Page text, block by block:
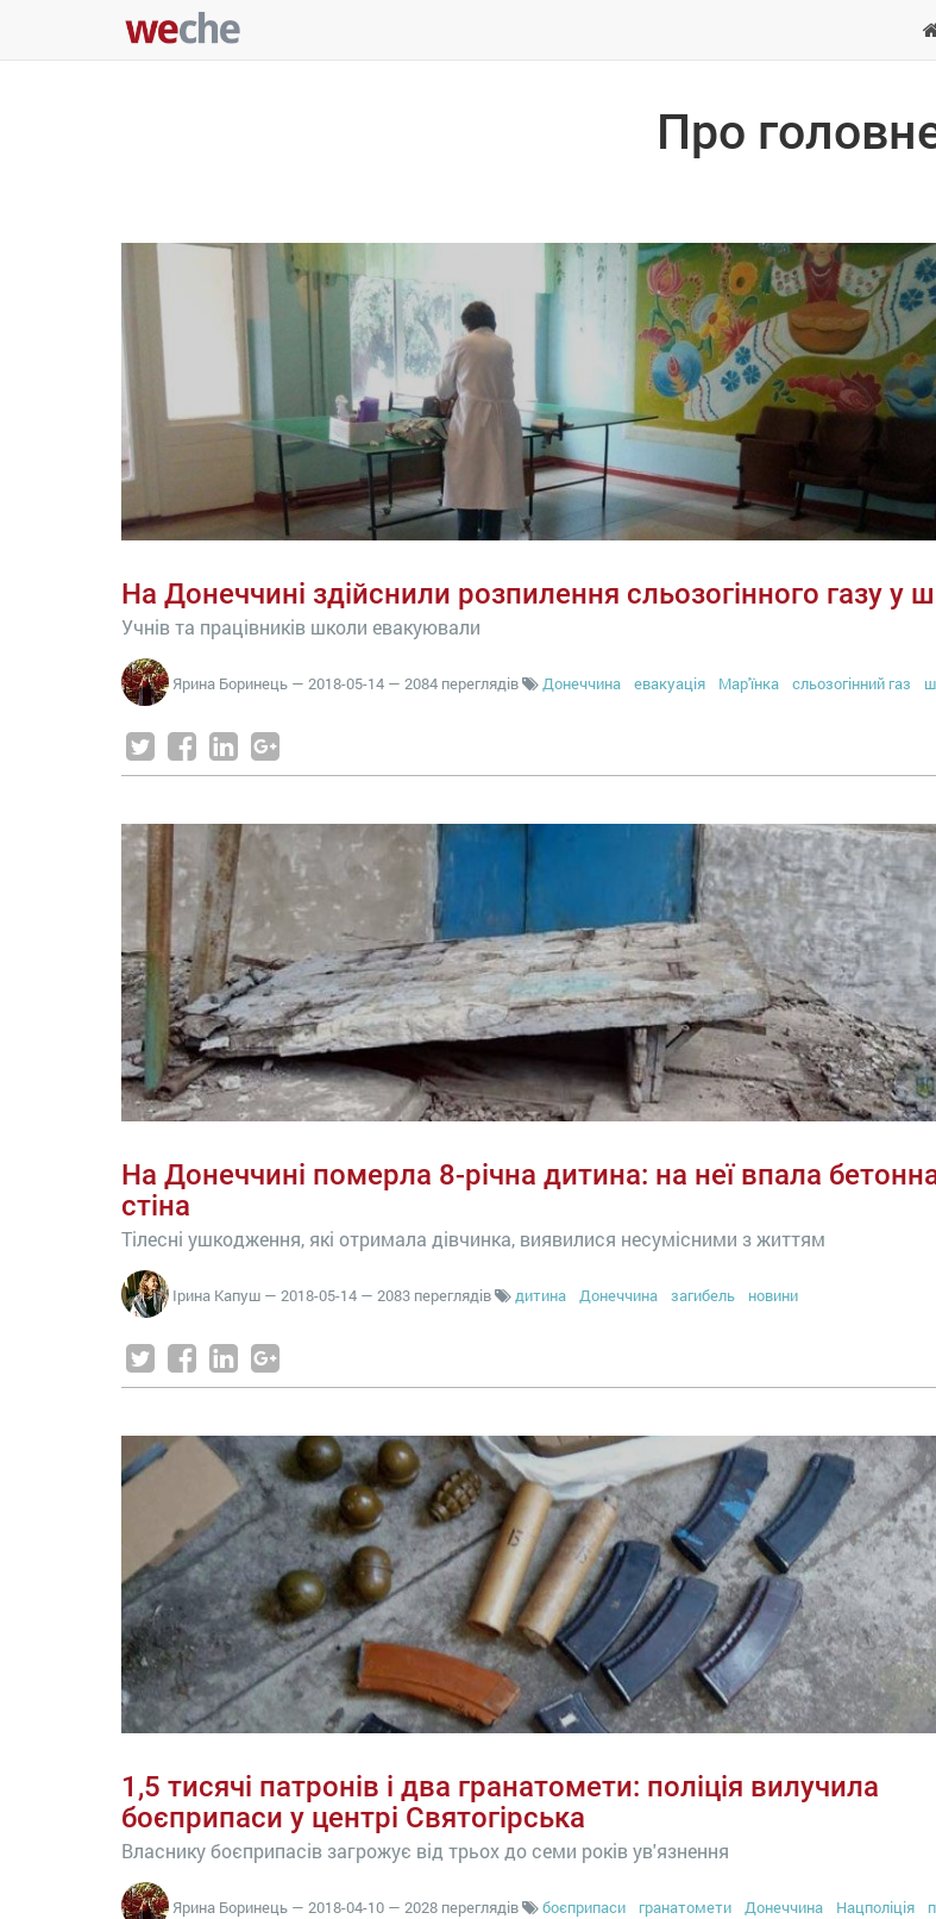
Про
На Донеччині здійснили розпилення сльозогінного газу у
Учнів та працівників школи евакуювали
Ярина Боринець — 2018-05-14 — 2084 переглядів Донеччина евакуація Мар'їнка сльозогінний газ
На Донеччині померла 8-річна дитина: на неї впала
стіна
Тілесні ушкодження, які отримала дівчинка, виявилися несумісними з життям
Ірина Капуш — 2018-05-14 — 2083 переглядів дитина Донеччина загибель новини
1,5 тисячі патронів і два гранатомети: поліція вилучила
боєприпаси у центрі Святогірська
Власнику боєприпасів загрожує від трьох до семи років ув'язнення
Ярина Боринець — 2018-04-10 — 2028 переглядів боєприпаси гранатомети Донеччина Нацполіція